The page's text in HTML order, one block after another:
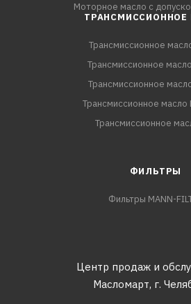
Моторное масло с
ТРАНСМИССИОННОЕ
Трансмиссионное
Трансмиссионное
Трансмиссионное
Трансмиссионное масло
Трансмиссионное
ФИЛЬТРЫ
Фильтры MANN-
Центр продаж и
Масломарт, г.